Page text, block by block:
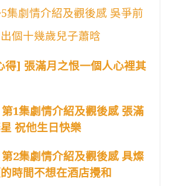
集劇情介紹及觀後感 吳爭前
個十幾歲兒子蕭晗
得] 張滿月之恨一個人心裡其
1集劇情介紹及觀後感 張滿
祝他生日快樂
2集劇情介紹及觀後感 具燦
時間不想在酒店攪和